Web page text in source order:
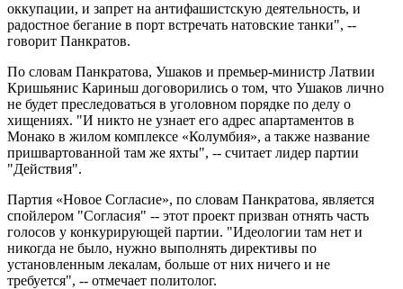
оккупации, и запрет на антифашистскую деятельность, и
радостное бегание в порт встречать натовские танки", --
говорит Панкратов.
По словам Панкратова, Ушаков и премьер-министр Латвии
Кришьянис Кариньш договорились о том, что Ушаков лично
не будет преследоваться в уголовном порядке по делу о
хищениях. "И никто не узнает его адрес апартаментов в
Монако в жилом комплексе «Колумбия», а также название
пришвартованной там же яхты", -- считает лидер партии
"Действия".
Партия «Новое Согласие», по словам Панкратова, является
спойлером "Согласия" -- этот проект призван отнять часть
голосов у конкурирующей партии. "Идеологии там нет и
никогда не было, нужно выполнять директивы по
установленным лекалам, больше от них ничего и не
требуется", -- отмечает политолог.